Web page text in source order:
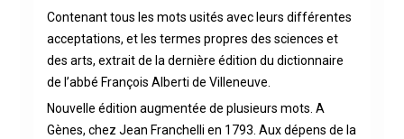
Contenant tous les mots usités avec leurs différentes
acceptations, et les termes propres des sciences et
des arts, extrait de la dernière édition du dictionnaire
de l’abbé François Alberti de Villeneuve.
Nouvelle édition augmentée de plusieurs mots. A
Gènes, chez Jean Franchelli en 1793. Aux dépens de la